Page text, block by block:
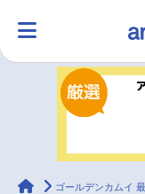
ラ
ラジオ
animateTimes
ゴールデンカムイ